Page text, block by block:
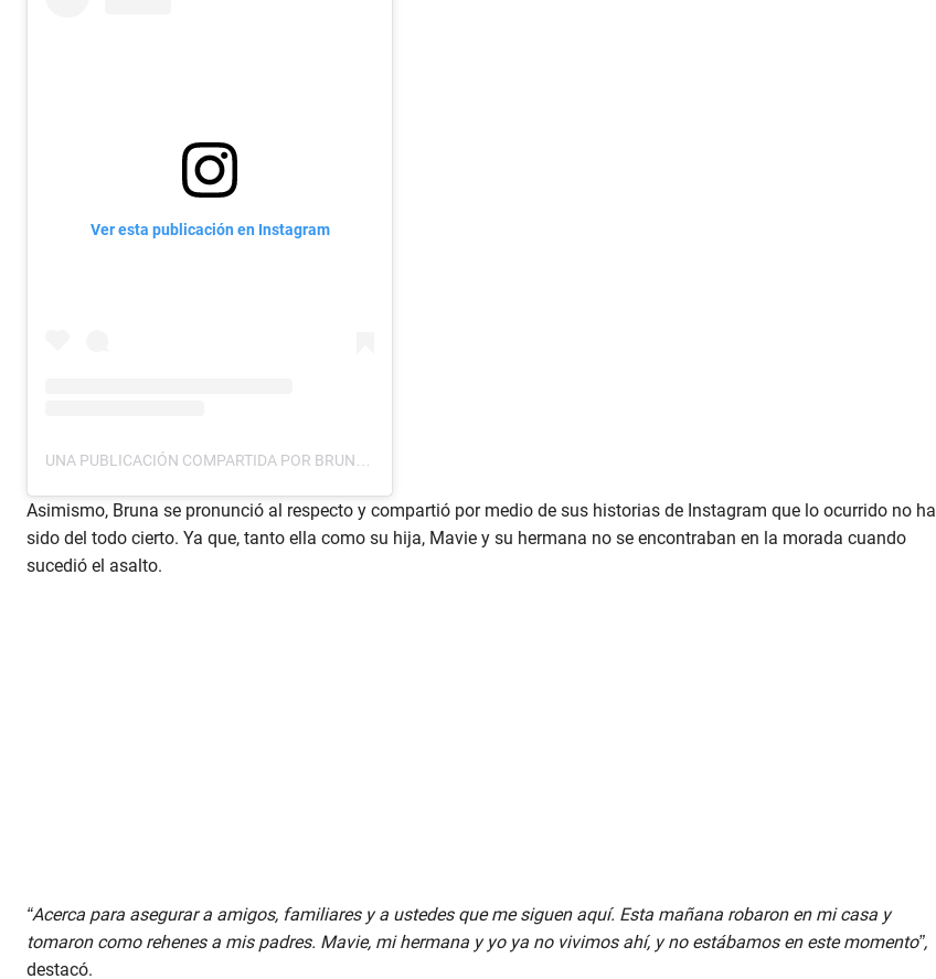
Ver esta publicación en Instagram
UNA PUBLICACIÓN COMPARTIDA POR BRUNA BIANCARDI (@BRUNABIANCARDI)
Asimismo, Bruna se pronunció al respecto y compartió por medio de sus historias de Instagram que lo ocurrido no ha
sido del todo cierto. Ya que, tanto ella como su hija, Mavie y su hermana no se encontraban en la morada cuando
sucedió el asalto.
“Acerca para asegurar a amigos, familiares y a ustedes que me siguen aquí. Esta mañana robaron en mi casa y
tomaron como rehenes a mis padres. Mavie, mi hermana y yo ya no vivimos ahí, y no estábamos en este momento”,
destacó.